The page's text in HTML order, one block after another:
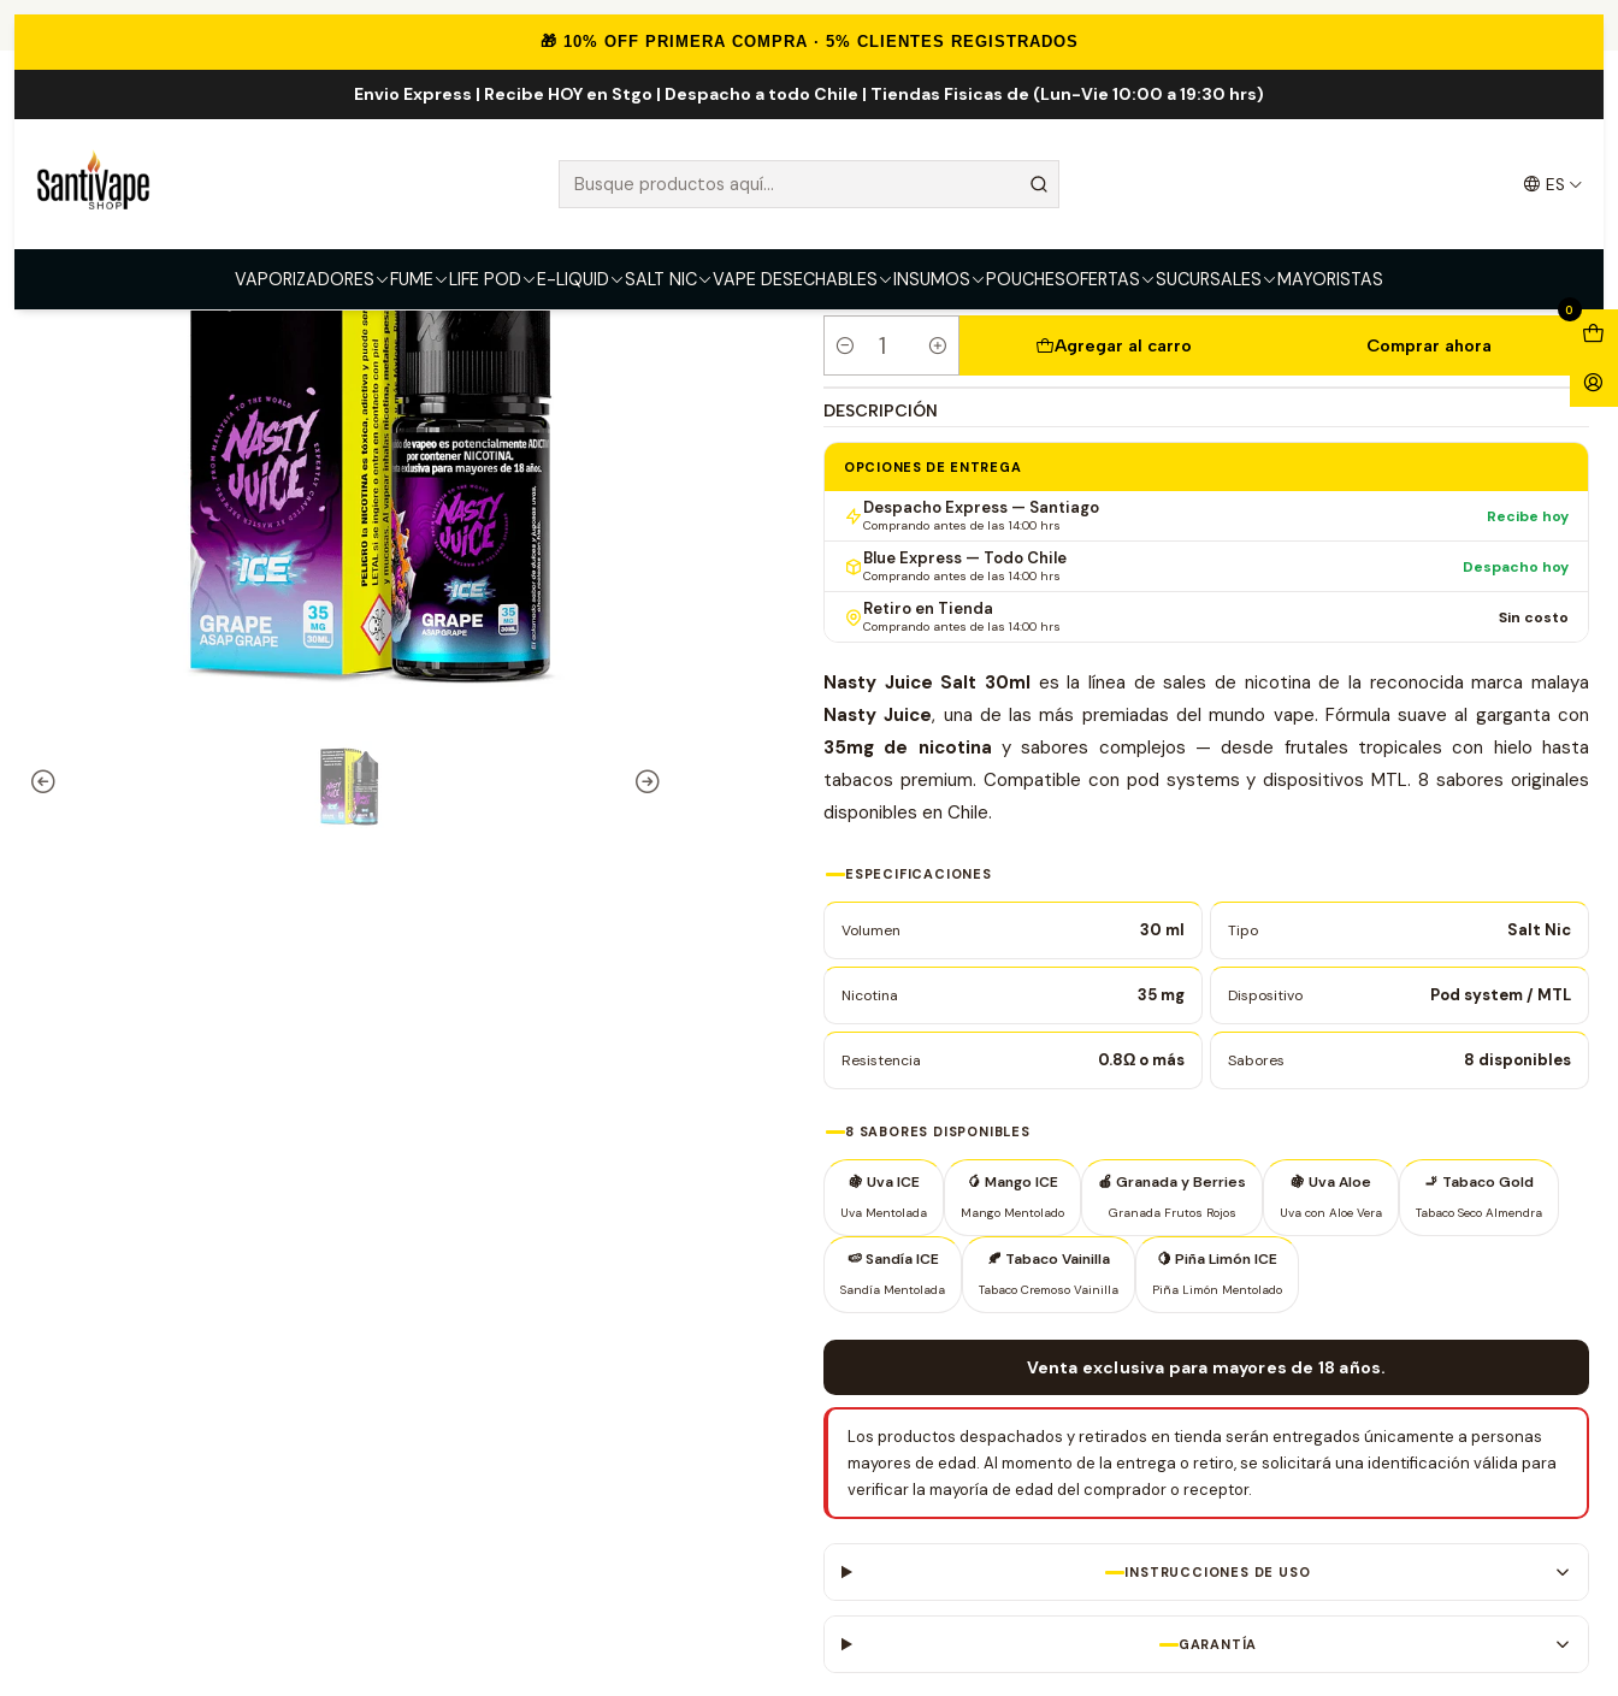
🎁 10% OFF PRIMERA COMPRA · 5% CLIENTES REGISTRADOS
Envio Express | Recibe HOY en Stgo | Despacho a todo Chile | Tiendas Fisicas de (Lun-Vie 10:00 a 19:30 hrs)
ES
VAPORIZADORES FUME LIFE POD E-LIQUID SALT NIC VAPE DESECHABLES INSUMOS POUCHESOFERTAS SUCURSALES MAYORISTAS
0
Nasty Juice Salt 30ml
Uva ICE Mango ICE
Cantidad
Agregar al carro Comprar ahora
DESCRIPCIÓN
OPCIONES DE ENTREGA
Despacho Express — Santiago
Comprando antes de las 14:00 hrs Recibe hoy
Blue Express — Todo Chile
Comprando antes de las 14:00 hrs Despacho hoy
Retiro en Tienda
Comprando antes de las 14:00 hrs Sin costo
Nasty Juice Salt 30ml es la línea de sales de nicotina de la reconocida marca malaya
Nasty Juice, una de las más premiadas del mundo vape. Fórmula suave al garganta con
35mg de nicotina y sabores complejos — desde frutales tropicales con hielo hasta
tabacos premium. Compatible con pod systems y dispositivos MTL. 8 sabores originales
disponibles en Chile.
ESPECIFICACIONES
Volumen 30 ml Tipo Salt Nic
Nicotina 35 mg Dispositivo Pod system / MTL
Resistencia 0.8Ω o más Sabores 8 disponibles
8 SABORES DISPONIBLES
🍇 Uva ICE
Uva Mentolada
🥭 Mango ICE
Mango Mentolado
🍎 Granada y Berries
Granada Frutos Rojos
🍇 Uva Aloe
Uva con Aloe Vera
🚬 Tabaco Gold
Tabaco Seco Almendra
🍉 Sandía ICE
Sandía Mentolada
🍂 Tabaco Vainilla
Tabaco Cremoso Vainilla
🍋 Piña Limón ICE
Piña Limón Mentolado
Venta exclusiva para mayores de 18 años.
Los productos despachados y retirados en tienda serán entregados únicamente a personas
mayores de edad. Al momento de la entrega o retiro, se solicitará una identificación válida para
verificar la mayoría de edad del comprador o receptor.
INSTRUCCIONES DE USO
GARANTÍA